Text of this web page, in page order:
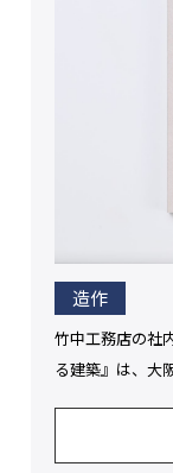
造作
竹中工務店の社
る建築』は、大